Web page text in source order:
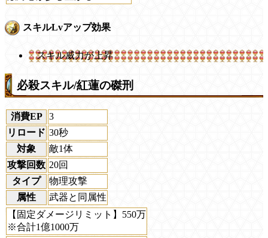
スキルLvアップ効果
スキル威力が上昇
必殺スキル/紅蓮の磔刑
消費EP
3
リロード 30秒
対象
敵1体
攻撃回数 20回
タイプ
物理攻撃
属性
武器と同属性
【固定ダメージリミット】550万
※合計1億1000万